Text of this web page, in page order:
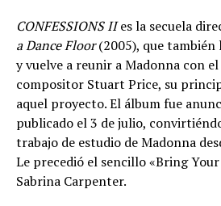
CONFESSIONS IIes la secuela
a Dance Floor(2005), que también
y vuelve a reunir a Madonna con
compositor Stuart Price, su
aquel proyecto. El álbum fue
publicado el 3 de julio,
trabajo de estudio de Madonna
Le precedió el sencillo «Bring
Sabrina Carpenter.